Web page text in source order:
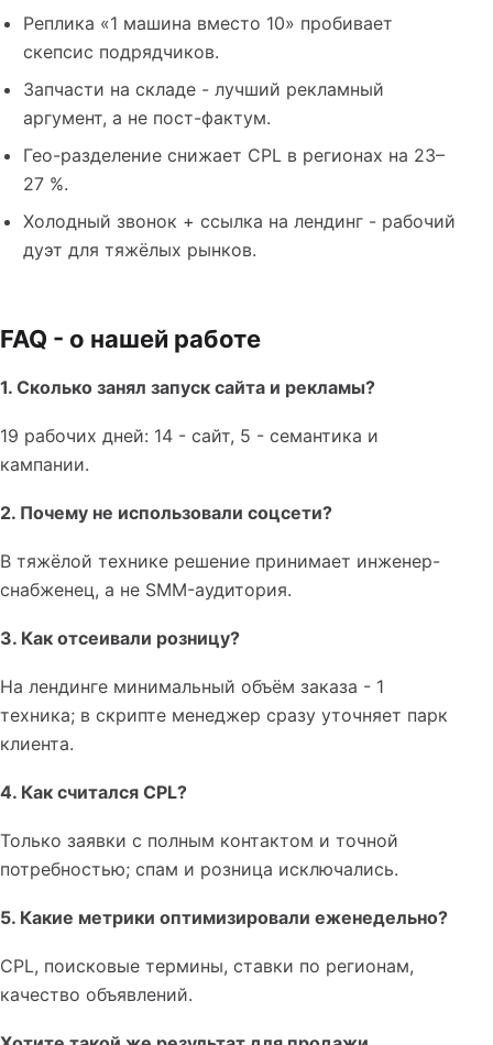
Реплика «1 машина вместо 10» пробивает
скепсис подрядчиков.
Запчасти на складе - лучший рекламный
аргумент, а не пост-фактум.
Гео-разделение снижает CPL в регионах на 23–
27 %.
Холодный звонок + ссылка на лендинг - рабочий
дуэт для тяжёлых рынков.
FAQ - о нашей работе
1. Сколько занял запуск сайта и рекламы?
19 рабочих дней: 14 - сайт, 5 - семантика и
кампании.
2. Почему не использовали соцсети?
В тяжёлой технике решение принимает инженер-
снабженец, а не SMM-аудитория.
3. Как отсеивали розницу?
На лендинге минимальный объём заказа - 1
техника; в скрипте менеджер сразу уточняет парк
клиента.
4. Как считался CPL?
Только заявки с полным контактом и точной
потребностью; спам и розница исключались.
5. Какие метрики оптимизировали еженедельно?
CPL, поисковые термины, ставки по регионам,
качество объявлений.